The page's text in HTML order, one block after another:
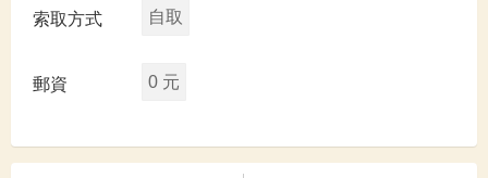
索取方式 自取
郵資 0 元